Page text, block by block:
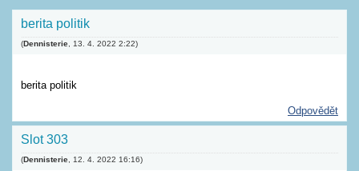
berita politik
(Dennisterie 13. 4. 2022 2:22)
berita politik
Odpovědět
Slot 303
(Dennisterie 12. 4. 2022 16:16)